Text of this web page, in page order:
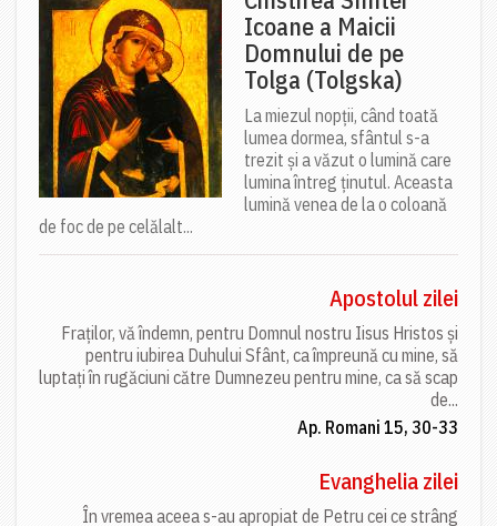
Icoane a Maicii
Domnului de pe
Tolga (Tolgska)
La miezul nopții, când toată
lumea dormea, sfântul s-a
trezit și a văzut o lumină care
lumina întreg ținutul. Aceasta
lumină venea de la o coloană
de foc de pe celălalt...
Apostolul zilei
Fraților, vă îndemn, pentru Domnul nostru Iisus Hristos și
pentru iubirea Duhului Sfânt, ca împreună cu mine, să
luptați în rugăciuni către Dumnezeu pentru mine, ca să scap
de...
Ap. Romani 15, 30-33
Evanghelia zilei
În vremea aceea s-au apropiat de Petru cei ce strâng